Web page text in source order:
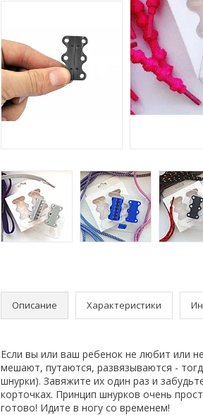
Описание Характеристики
Если вы или ваш ребенок не любит или
мешают, путаются, развязываются -
шнурки). Завяжите их один раз и
корточках. Принцип шнурков очень
готово! Идите в ногу со временем!